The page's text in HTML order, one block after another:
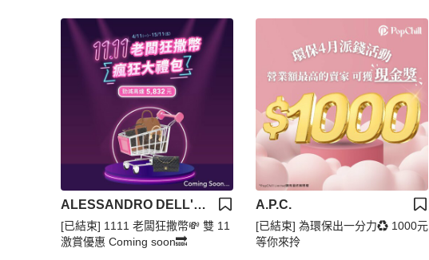
ALESSANDRO DELL'ACQUA
[已結束] 1111 老闆狂撒幣💸 雙 11
激賞優惠 Coming soon🔜
A.P.C.
[已結束] 為環保出一分力♻️ 1000元
等你來拎